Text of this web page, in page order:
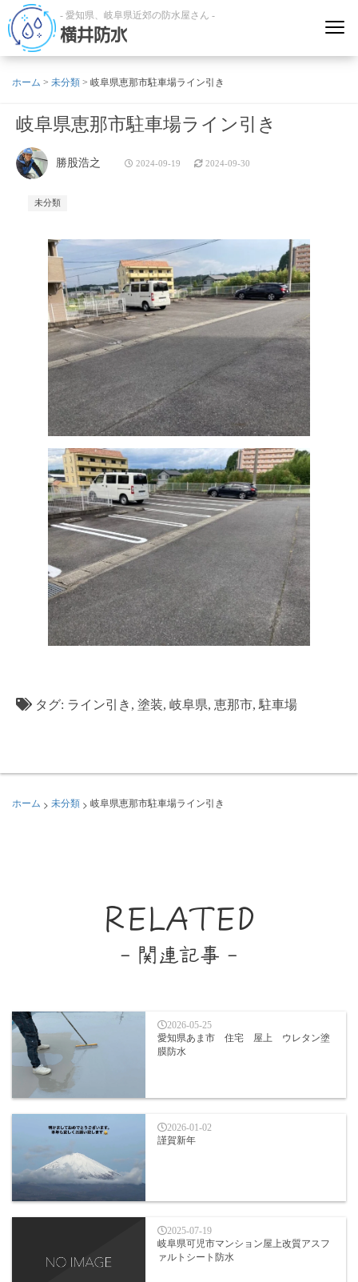
- 愛知県、岐阜県近郊の防水屋さん -
横井防水
ホーム > 未分類 > 岐阜県恵那市駐車場ライン引き
岐阜県恵那市駐車場ライン引き
勝股浩之 2024-09-19 2024-09-30
未分類
タグ: ライン引き , 塗装, 岐阜県, 恵那市, 駐車場
ホーム > 未分類 > 岐阜県恵那市駐車場ライン引き
RELATED
- 関連記事 -
2026-05-25
愛知県あま市 住宅 屋上 ウレタン塗
膜防水
2026-01-02
謹賀新年
2025-07-19
岐阜県可児市マンション屋上改質アスフ
ァルトシート防水